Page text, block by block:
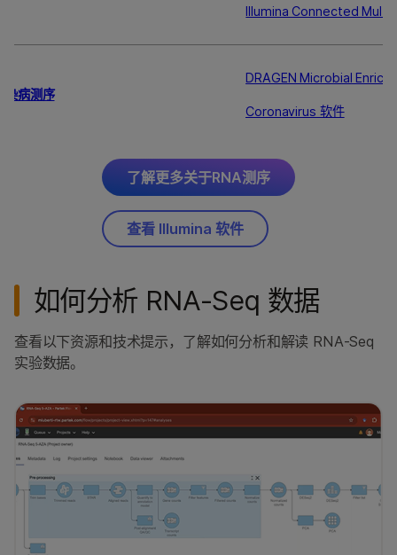
Illumina Connected
染病测序
DRAGEN Microbial
Coronavirus 软件
了解更多关于RNA测序
查看 Illumina 软件
如何分析 RNA-Seq 数据
查看以下资源和技术提示，了解如何分析和解读 RNA-Seq
实验数据。